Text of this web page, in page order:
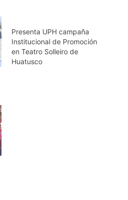
Presenta UPH campaña
Institucional de Promoción
en Teatro Solleiro de
Huatusco